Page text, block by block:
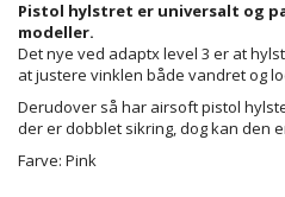
Pistol hylstret er universalt og
modeller.
Det nye ved adaptx level 3 er at
at justere vinklen både vandret og
Derudover så har airsoft pistol
der er dobblet sikring, dog kan den
Farve: Pink